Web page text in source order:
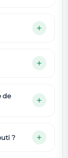
de
?